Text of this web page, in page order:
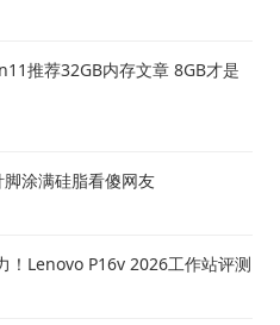
推荐32GB内存文章 8GB才是
脚涂满硅脂看傻网友
！Lenovo P16v 2026工作站评测